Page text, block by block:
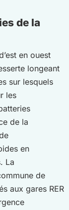
de la
en ouest
longeant
sur lesquels
les
de la
en
La
de
aux gares RER